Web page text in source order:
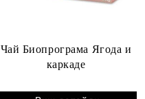
Чай Биопрограма Ягода и
каркаде